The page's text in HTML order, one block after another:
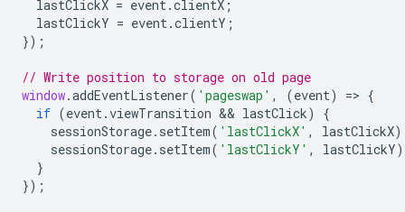
lastClickX = event.clientX ;
lastClickY = event.clientY ;
});
// Write position to storage on old page
window.addEventListener( 'pageswap' , (event) => {
if (event.viewTransition && lastClick)
{
sessionStorage. setItem( 'lastClickX' , lastClickX
sessionStorage. setItem( 'lastClickY' , lastClickY
}
});